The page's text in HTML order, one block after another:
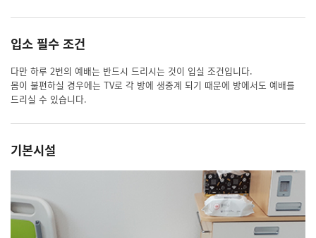
입소 필수 조건
다만 하루 2번의 예배는 반드시 드리시는 것이 입실 조건입니다.
몸이 불편하실 경우에는 TV로 각 방에 생중계 되기 때문에 방에서도 예배를
드리실 수 있습니다.
기본시설